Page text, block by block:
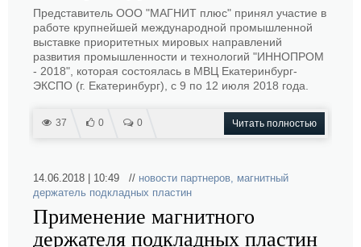
Представитель ООО "МАГНИТ плюс" принял участие в
работе крупнейшей международной промышленной
выставке приоритетных мировых направлений
развития промышленности и технологий "ИННОПРОМ
- 2018", которая состоялась в МВЦ Екатеринбург-
ЭКСПО (г. Екатеринбург), с 9 по 12 июля 2018 года.
37 0 0 Читать полностью
14.06.2018 | 10:49 // новости партнеров, магнитный
держатель подкладных пластин
Применение магнитного
держателя подкладных пластин